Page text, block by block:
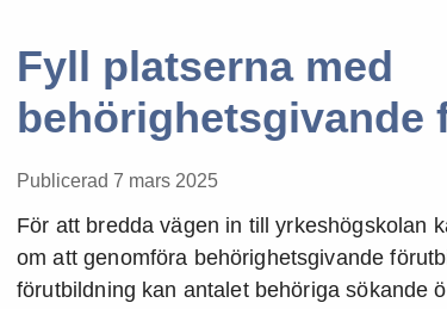
Fyll platserna med
behörighetsgivande
Publicerad 7 mars 2025
För att bredda vägen in till yrkeshögskolan
om att genomföra behörighetsgivande
förutbildning kan antalet behöriga sökande